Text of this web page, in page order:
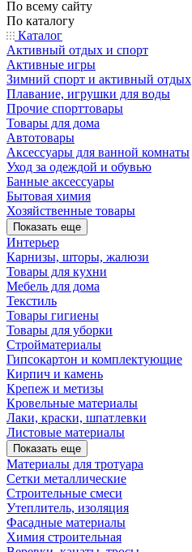
По всему сайту
По каталогу
Каталог
Активный отдых и спорт
Активные игры
Зимний спорт и активный отдых
Плавание, игрушки для воды
Прочие спорттовары
Товары для дома
Автотовары
Аксессуары для ванной комнаты
Уход за одеждой и обувью
Банные аксессуары
Бытовая химия
Хозяйственные товары
Показать еще
Интерьер
Карнизы, шторы, жалюзи
Товары для кухни
Мебель для дома
Текстиль
Товары гигиены
Товары для уборки
Стройматериалы
Гипсокартон и комплектующие
Кирпич и камень
Крепеж и метизы
Кровельные материалы
Лаки, краски, шпатлевки
Листовые материалы
Показать еще
Материалы для тротуара
Сетки металлические
Строительные смеси
Утеплитель, изоляция
Фасадные материалы
Химия строительная